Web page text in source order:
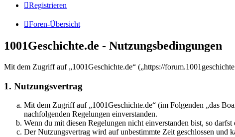
Registrieren
Foren-Übersicht
1001Geschichte.de - Nutzungsbedingungen
Mit dem Zugriff auf „1001Geschichte.de“ („https://
1. Nutzungsvertrag
Mit dem Zugriff auf „1001Geschichte.de“ (im Folgenden „das
nachfolgenden Regelungen einverstanden.
Wenn du mit diesen Regelungen nicht einverstanden bist, so
Der Nutzungsvertrag wird auf unbestimmte Zeit geschlossen und